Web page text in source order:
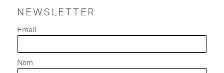
NEWSLETTER
Email
Nom